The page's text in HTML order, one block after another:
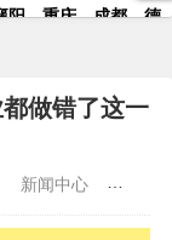
阳 重庆 成都
德
唐山 潍坊
惠州 肇庆
越南 柬埔寨
询热线： 400-0123-
做错了这一
新闻中心